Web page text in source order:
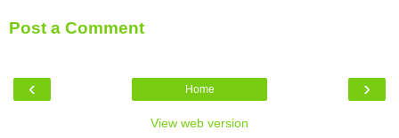
Post a Comment
‹ ›
Home
View web version